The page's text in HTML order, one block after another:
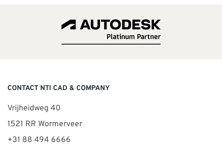
CONTACT NTI CAD & COMPANY
Vrijheidweg 40
1521 RR Wormerveer
+31 88 494 6666